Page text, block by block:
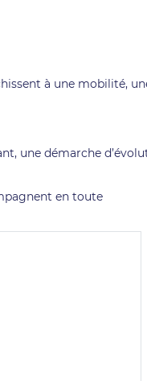
à une mobilité,
une démarche
en toute